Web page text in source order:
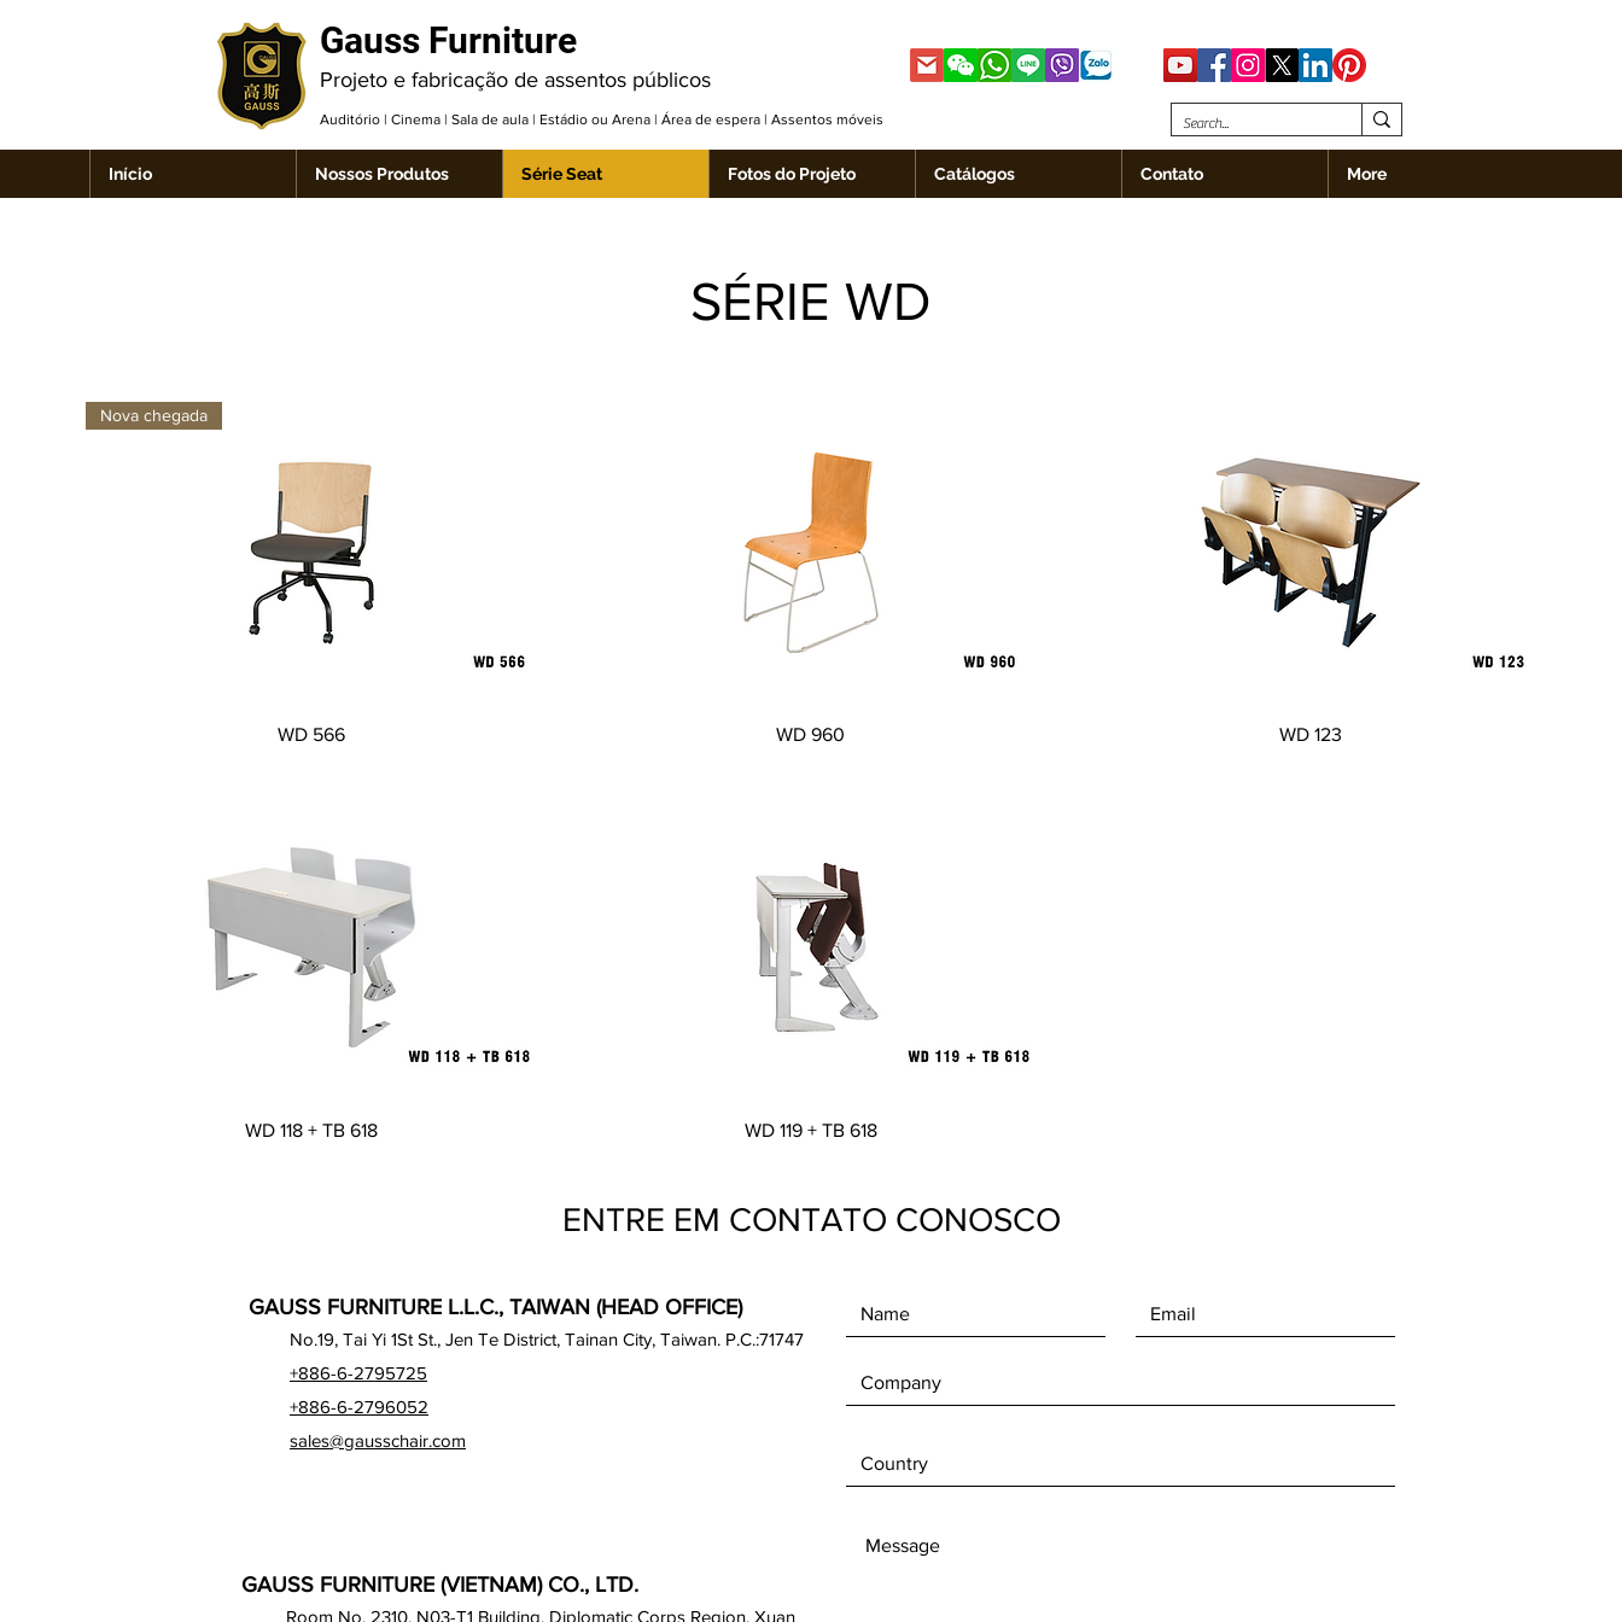
Gauss Furniture
Projeto e fabricação de assentos públicos
Auditório | Cinema | Sala de aula | Estádio ou Arena | Área de espera | Assentos móveis
Início Nossos Produtos Série Seat Fotos do Projeto Catálogos Contato More
SÉRIE WD
Visualização rápida
Nova chegada
WD 566 Visualização rápida
WD 960 Visualização rápida
WD 123
Visualização rápida
WD 118 + TB 618 Visualização rápida
WD 119 + TB 618
ENTRE EM CONTATO CONOSCO
GAUSS FURNITURE L.L.C., TAIWAN (HEAD OFFICE)
No.19, Tai Yi 1St St., Jen Te District, Tainan City, Taiwan. P.C.:71747
+886-6-2795725
+886-6-2796052
sales@gausschair.com
GAUSS FURNITURE (VIETNAM) CO., LTD.
Room No. 2310, N03-T1 Building, Diplomatic Corps Region, Xuan